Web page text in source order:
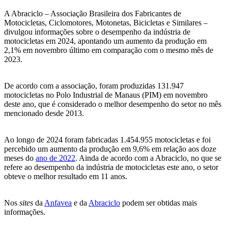
A Abraciclo – Associação Brasileira dos Fabricantes de
Motocicletas, Ciclomotores, Motonetas, Bicicletas e Similares –
divulgou informações sobre o desempenho da indústria de
motocicletas em 2024, apontando um aumento da produção em
2,1% em novembro último em comparação com o mesmo mês de
2023.
De acordo com a associação, foram produzidas 131.947
motocicletas no Polo Industrial de Manaus (PIM) em novembro
deste ano, que é considerado o melhor desempenho do setor no mês
mencionado desde 2013.
Ao longo de 2024 foram fabricadas 1.454.955 motocicletas e foi
percebido um aumento da produção em 9,6% em relação aos doze
meses do ano de 2022. Ainda de acordo com a Abraciclo, no que se
refere ao desempenho da indústria de motocicletas este ano, o setor
obteve o melhor resultado em 11 anos.
Nos sites daAnfavea e daAbraciclo podem ser obtidas mais
informações.